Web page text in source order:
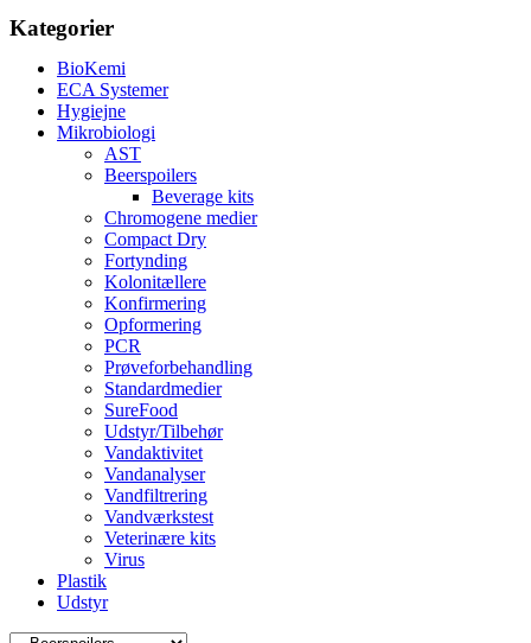
Kategorier
BioKemi
ECA Systemer
Hygiejne
Mikrobiologi
AST
Beerspoilers
Beverage kits
Chromogene medier
Compact Dry
Fortynding
Kolonitællere
Konfirmering
Opformering
PCR
Prøveforbehandling
Standardmedier
SureFood
Udstyr/Tilbehør
Vandaktivitet
Vandanalyser
Vandfiltrering
Vandværkstest
Veterinære kits
Virus
Plastik
Udstyr